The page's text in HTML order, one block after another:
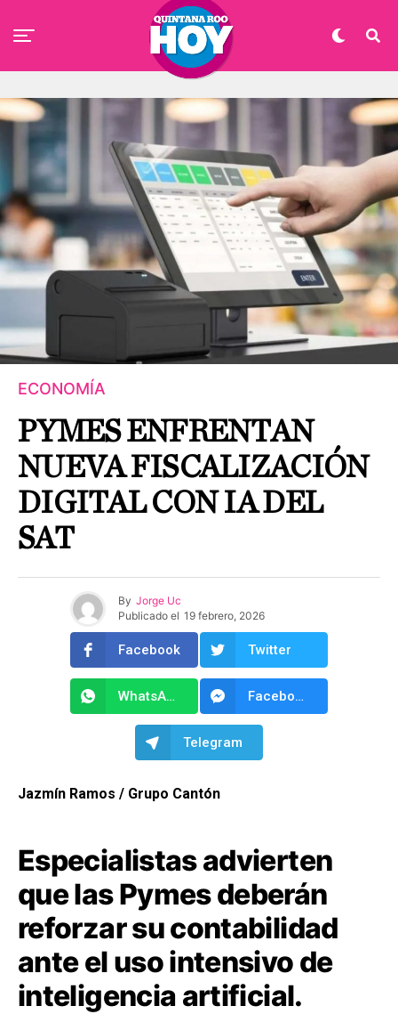
ECONOMÍA
PYMES ENFRENTAN
NUEVA FISCALIZACIÓN
DIGITAL CON IA DEL
SAT
By Jorge Uc
Publicado el 19 febrero, 2026
Facebook Twitter
WhatsApp Facebook Messenger
Telegram
Jazmín Ramos / Grupo Cantón
Especialistas advierten
que las Pymes deberán
reforzar su contabilidad
ante el uso intensivo de
inteligencia artificial.